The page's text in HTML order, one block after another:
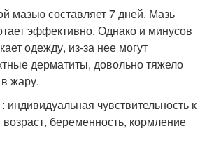
мазью составляет 7 дней. Мазь
эффективно. Однако и минусов
одежду, из-за нее могут
дерматиты, довольно тяжело
жару.
индивидуальная чувствительность к
возраст, беременность, кормление